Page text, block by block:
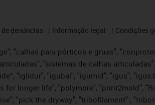
denúncias Informação legal Condições
"calhas para pórticos e gruas",
"sistemas de calhas
"iglidur", "igubal", "igumid", "igus",
longer life", "polymore", "print2mold",
"pick the dryway", "tribofilament" ,